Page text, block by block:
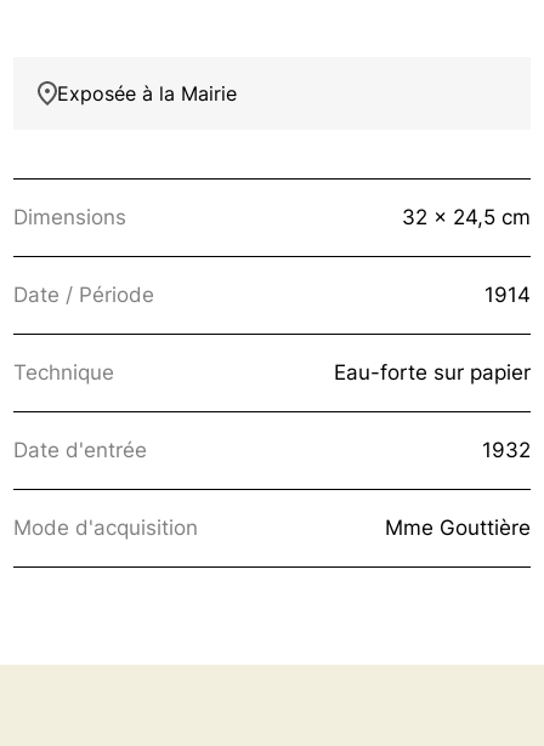
Exposée à la Mairie
Dimensions 32 x 24,5 cm
Date / Période 1914
Technique Eau-forte sur papier
Date d'entrée 1932
Mode d'acquisition Mme Gouttière